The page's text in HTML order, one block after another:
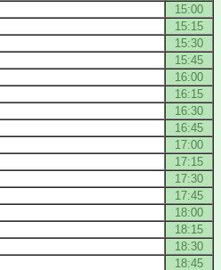
15:00
15:15
15:30
15:45
16:00
16:15
16:30
16:45
17:00
17:15
17:30
17:45
18:00
18:15
18:30
18:45